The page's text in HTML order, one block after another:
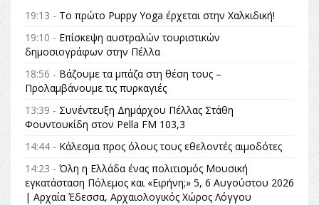
19:13 - Το πρώτο Puppy Yoga έρχεται στην Χαλκιδική!
19:10 - Επίσκεψη αυστραλών τουριστικών
δημοσιογράφων στην Πέλλα
18:56 - Βάζουμε τα μπάζα στη θέση τους –
Προλαμβάνουμε τις πυρκαγιές
13:39 - Συνέντευξη Δημάρχου Πέλλας Στάθη
Φουντουκίδη στον Pella FM 103,3
14:44 - Κάλεσμα προς όλους τους εθελοντές αιμοδότες
14:23 - Όλη η Ελλάδα ένας πολιτισμός Μουσική
εγκατάσταση Πόλεμος και «Ειρήνη;» 5, 6 Αυγούστου 2026
| Αρχαία Έδεσσα, Αρχαιολογικός Χώρος Λόγγου